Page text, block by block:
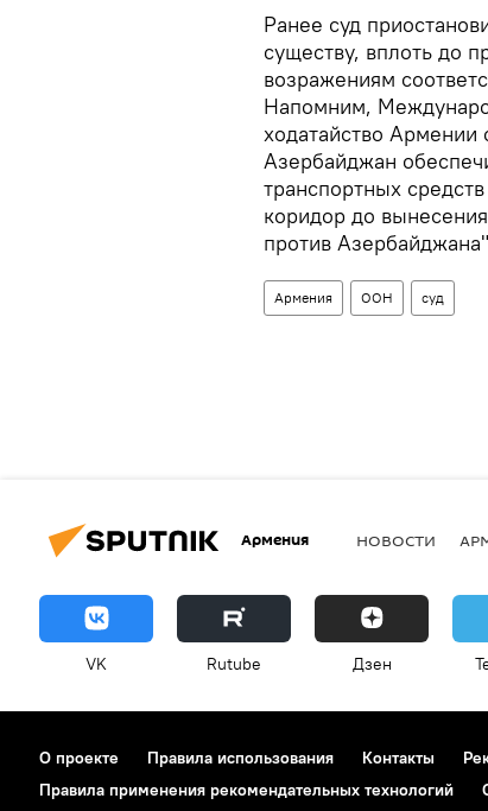
Ранее суд
существу, вплоть до
возражениям
Напомним,
ходатайство
Азербайджан
транспортных
коридор до
против
Армения ООН суд
Армения НОВОСТИ
VK Rutube Дзен
О проекте Правила использования Контакты
Правила применения рекомендательных технологий